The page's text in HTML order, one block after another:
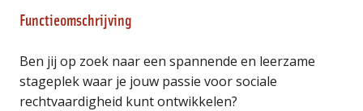
Functieomschrijving
Ben jij op zoek naar een spannende en leerzame
stageplek waar je jouw passie voor sociale
rechtvaardigheid kunt ontwikkelen?